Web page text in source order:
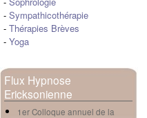
- Sympathicothérapie
- Thérapies Brèves
- Yoga
Flux Hypnose
Ericksonienne
1er Colloque annuel de la